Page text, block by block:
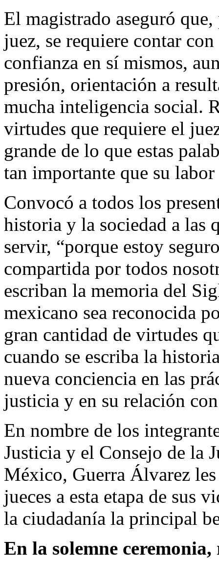
El magistrado aseguró
juez, se requiere contar
confianza en sí mismos,
presión, orientación a
mucha inteligencia social.
virtudes que requiere el
grande de lo que estas
tan importante que su
Convocó a todos los
historia y la sociedad a las
servir, “porque estoy
compartida por todos
escriban la memoria del
mexicano sea reconocida
gran cantidad de virtudes
cuando se escriba la
nueva conciencia en las
justicia y en su relación
En nombre de los
Justicia y el Consejo de la
México, Guerra Álvarez
jueces a esta etapa de sus
la ciudadanía la principal
En la solemne